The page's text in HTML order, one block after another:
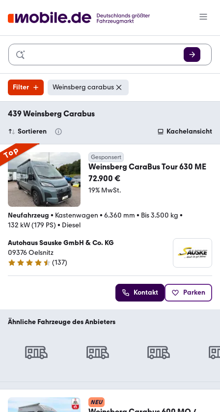
Filter Weinsberg carabus
439 Weinsberg Carabus
Sortieren Kachelansicht
Top Gesponsert
Weinsberg CaraBus Tour 630 ME
72.900 €
19% MwSt.
Neufahrzeug • Kastenwagen • 6.360 mm • Bis 3.500 kg •
132 kW (179 PS) • Diesel
Autohaus Sauske GmbH & Co. KG
09376 Oelsnitz
4.3 Sterne
(137)
Kontakt Parken
Ähnliche Fahrzeuge des Anbieters
NEU